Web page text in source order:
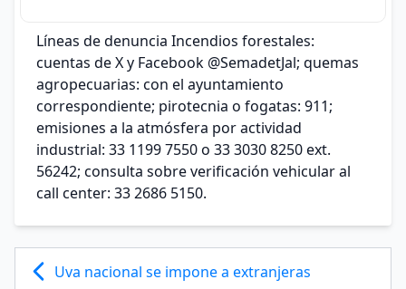
Líneas de denuncia Incendios forestales:
cuentas de X y Facebook @SemadetJal; quemas
agropecuarias: con el ayuntamiento
correspondiente; pirotecnia o fogatas: 911;
emisiones a la atmósfera por actividad
industrial: 33 1199 7550 o 33 3030 8250 ext.
56242; consulta sobre verificación vehicular al
call center: 33 2686 5150.
Uva nacional se impone a extranjeras